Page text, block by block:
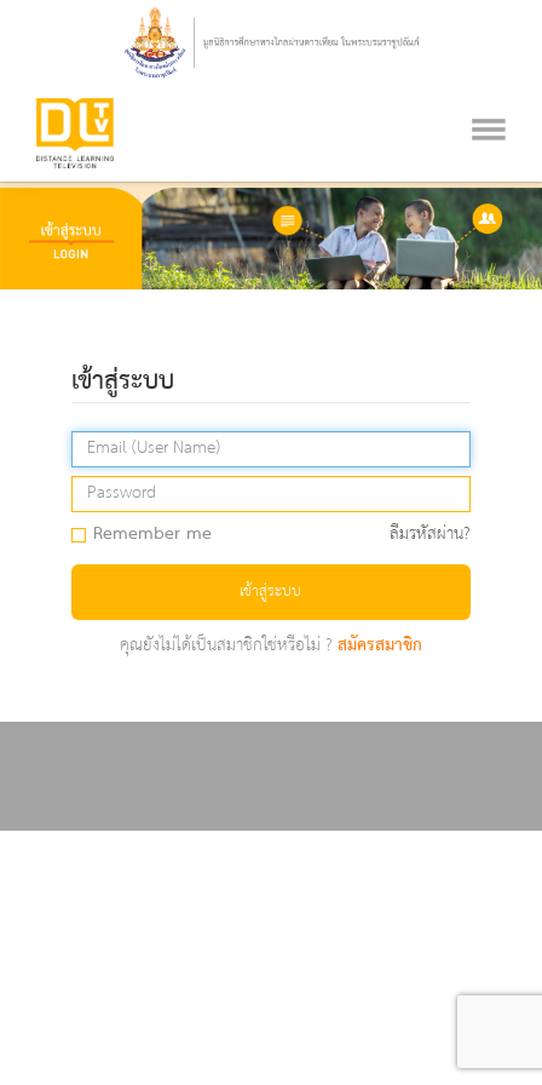
เข้าสู่ระบบ
Remember me ลืมรหัสผ่าน?
เข้าสู่ระบบ
คุณยังไม่ได้เป็นสมาชิกใช่หรือไม่ ?สมัครสมาชิก